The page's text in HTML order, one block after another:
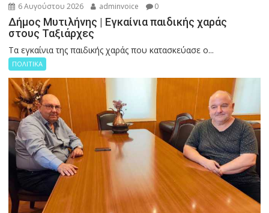
6 Αυγούστου 2026 adminvoice 0
Δήμος Μυτιλήνης | Εγκαίνια παιδικής χαράς
στους Ταξιάρχες
Tα εγκαίνια της παιδικής χαράς που κατασκεύασε ο...
ΠΟΛΙΤΙΚΑ